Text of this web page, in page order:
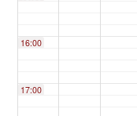
16:00
17:00